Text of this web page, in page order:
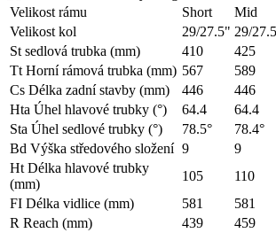
Velikost rámu Short Mid
Velikost kol
29/27.5" 29/
St sedlová trubka (mm)
410 425
Tt Horní rámová trubka (mm) 567 589
Cs Délka zadní stavby (mm)
446 446
Hta Úhel hlavové trubky (°)
64.4 64.4
Sta Úhel sedlové trubky (°)
78.5° 78.4°
Bd Výška středového složení 9 9
Ht Délka hlavové trubky
(mm)
105 110
FI Délka vidlice (mm)
581 581
R Reach (mm)
439 459